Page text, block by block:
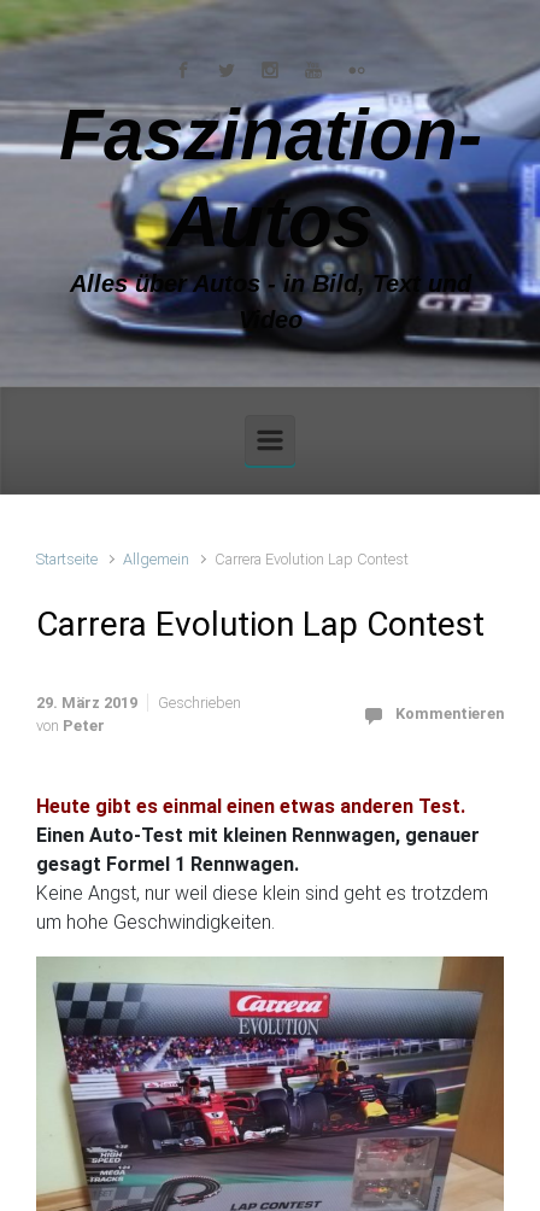
Zum Hauptinhalt springen
Faszination-
Autos
Alles über Autos - in Bild, Text und
Video
Startseite Allgemein Carrera Evolution Lap Contest
Carrera Evolution Lap Contest
29. März 2019
Geschrieben
von Peter
Kommentieren
Heute gibt es einmal einen etwas anderen Test.
Einen Auto-Test mit kleinen Rennwagen, genauer
gesagt Formel 1 Rennwagen.
Keine Angst, nur weil diese klein sind geht es trotzdem
um hohe Geschwindigkeiten.